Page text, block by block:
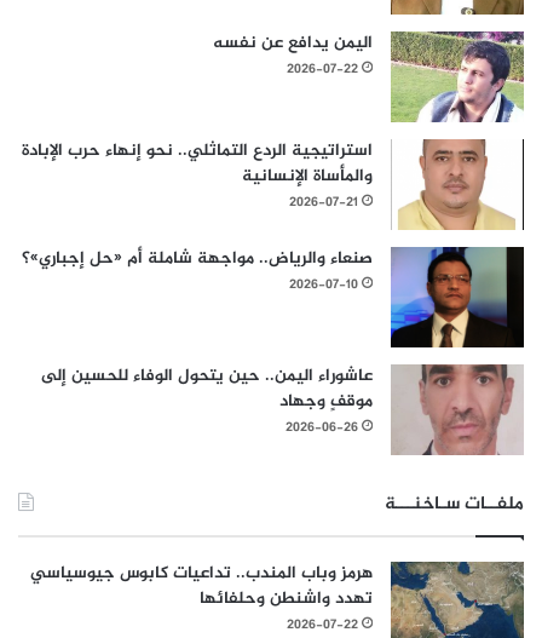
اليمن يدافع عن نفسه
2026-07-22
استراتيجية الردع التماثلي.. نحو إنهاء حرب الإبادة
والمأساة الإنسانية
2026-07-21
صنعاء والرياض.. مواجهة شاملة أم «حل إجباري»؟
2026-07-10
عاشوراء اليمن.. حين يتحول الوفاء للحسين إلى
موقفٍ وجهاد
2026-06-26
ملفــات سـاخنـــة
هرمز وباب المندب.. تداعيات كابوس جيوسياسي
تهدد واشنطن وحلفائها
2026-07-22